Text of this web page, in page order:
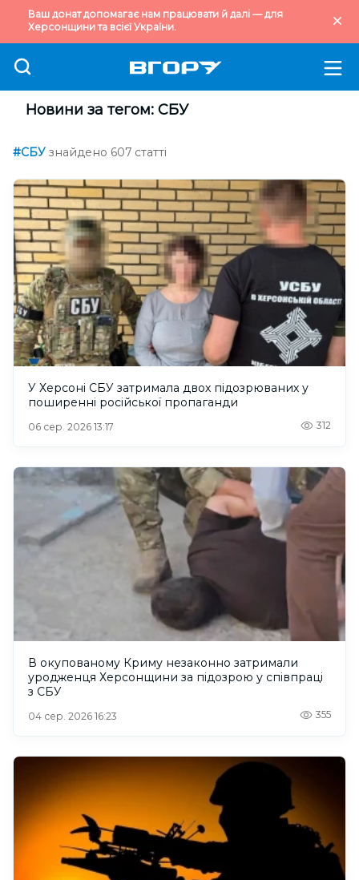
Ваш донат допомагає нам працювати й далі — для
Херсонщини та всієї України.
Новини за тегом: СБУ
#СБУ знайдено 607 статті
У Херсоні СБУ затримала двох підозрюваних у
поширенні російської пропаганди
06 сер. 2026 13:17 312
В окупованому Криму незаконно затримали
уродженця Херсонщини за підозрою у співпраці
з СБУ
04 сер. 2026 16:23 355